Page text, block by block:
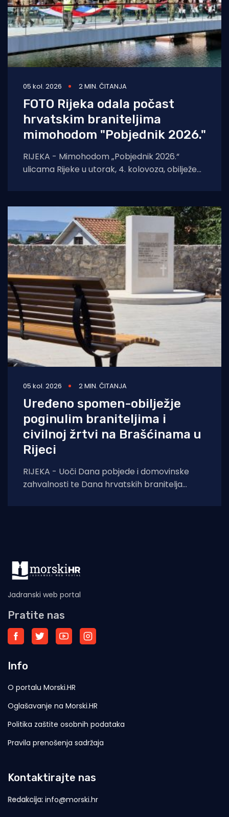
05 kol. 2026 2 MIN. ČITANJA
FOTO Rijeka odala počast
hrvatskim braniteljima
mimohodom "Pobjednik 2026."
RIJEKA - Mimohodom „Pobjednik 2026.“
ulicama Rijeke u utorak, 4. kolovoza, obilježeni
05 kol. 2026 2 MIN. ČITANJA
Uređeno spomen-obilježje
poginulim braniteljima i
civilnoj žrtvi na Brašćinama u
Rijeci
RIJEKA - Uoči Dana pobjede i domovinske
zahvalnosti te Dana hrvatskih branitelja
Jadranski web portal
Pratite nas
Info
O portalu Morski.HR
Oglašavanje na Morski.HR
Politika zaštite osobnih podataka
Pravila prenošenja sadržaja
Kontaktirajte nas
Redakcija: info@morski.hr